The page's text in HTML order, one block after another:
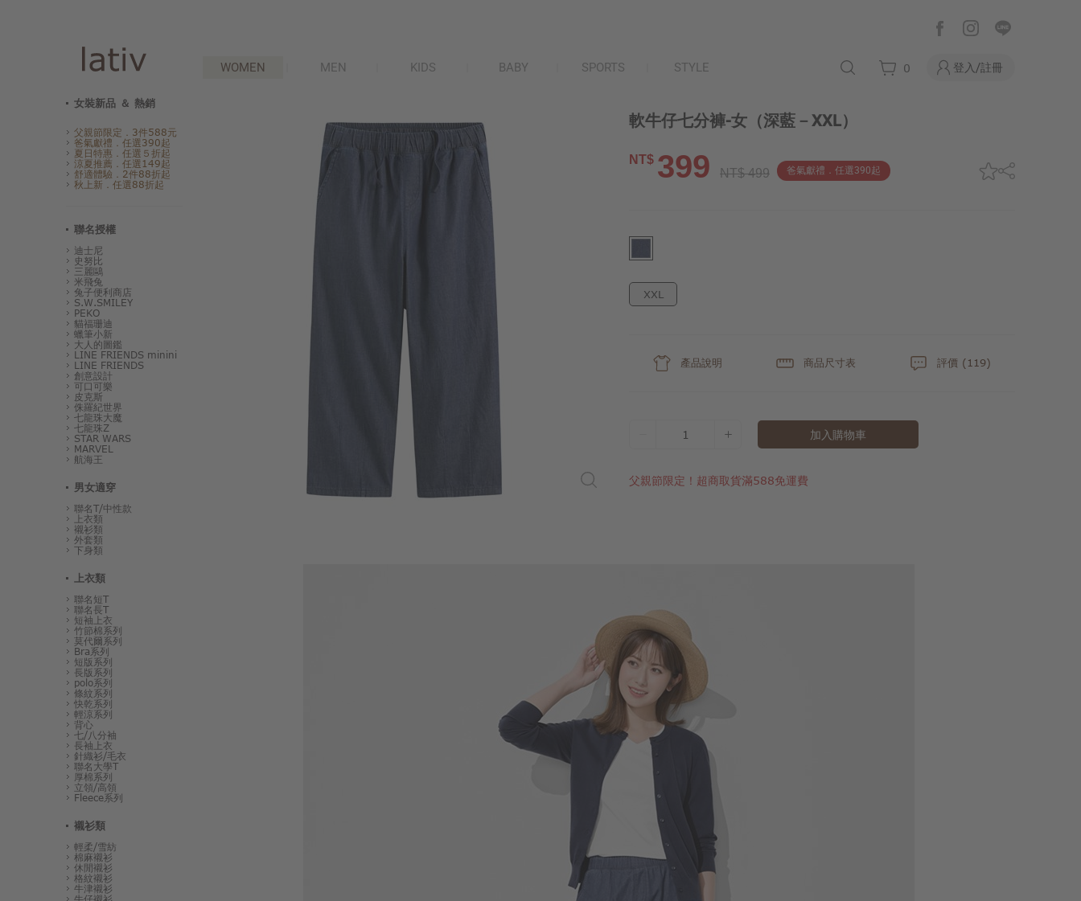
WOMEN MEN KIDS BABY SPORTS STYLE 0 登入/註冊
女裝新品 ＆ 熱銷
父親節限定．3件588元
爸氣獻禮．任選390起
夏日特惠．任選５折起
涼夏推薦．任選149起
舒適體驗．2件88折起
秋上新．任選88折起
聯名授權
迪士尼
史努比
三麗鷗
米飛兔
兔子便利商店
S.W.SMILEY
PEKO
貓福珊迪
蠟筆小新
大人的圖鑑
LINE FRIENDS minini
LINE FRIENDS
創意設計
可口可樂
皮克斯
侏羅紀世界
七龍珠大魔
七龍珠Z
STAR WARS
MARVEL
航海王
男女適穿
聯名T/中性款
上衣類
襯衫類
外套類
下身類
上衣類
聯名短T
聯名長T
短袖上衣
竹節棉系列
莫代爾系列
Bra系列
短版系列
長版系列
polo系列
條紋系列
快乾系列
輕涼系列
背心
七/八分袖
長袖上衣
針織衫/毛衣
聯名大學T
厚棉系列
立領/高領
Fleece系列
襯衫類
輕柔/雪紡
棉麻襯衫
休閒襯衫
格紋襯衫
牛津襯衫
牛仔襯衫
軟牛仔七分褲-女 （深藍－XXL）
NT$ 399 NT$ 499 爸氣獻禮．任選390起
XXL
產品說明 商品尺寸表 評價 (119)
1 加入購物車
父親節限定！超商取貨滿588免運費
399
$196